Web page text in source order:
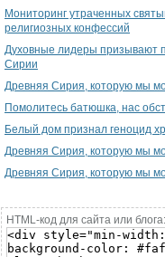
Мониторинг утраченных
религиозных конфессий
Духовные лидеры призывают
Сирии
Древняя Сирия, которую мы
Помолитесь батюшка, нас
Белый дом признал геноцид
Древняя Сирия, которую мы
Древняя Сирия, которую мы
HTML-код для сайта или блога: